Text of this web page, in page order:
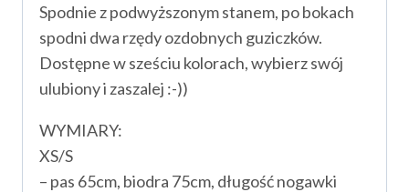
Spodnie z podwyższonym stanem, po bokach
spodni dwa rzędy ozdobnych guziczków.
Dostępne w sześciu kolorach, wybierz swój
ulubiony i zaszalej :-))
WYMIARY:
XS/S
– pas 65cm, biodra 75cm, długość nogawki